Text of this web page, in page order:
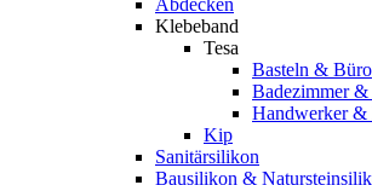
Abdecken
Klebeband
Tesa
Basteln & Büro
Badezimmer &
Handwerker &
Kip
Sanitärsilikon
Bausilikon &